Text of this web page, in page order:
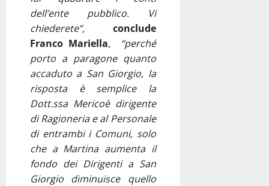
dell’ente pubblico. Vi
chiederete”, conclude
Franco Mariella, “perché
porto a paragone quanto
accaduto a San Giorgio, la
risposta è semplice la
Dott.ssa Mericoè dirigente
di Ragioneria e al Personale
di entrambi i Comuni, solo
che a Martina aumenta il
fondo dei Dirigenti a San
Giorgio diminuisce quello